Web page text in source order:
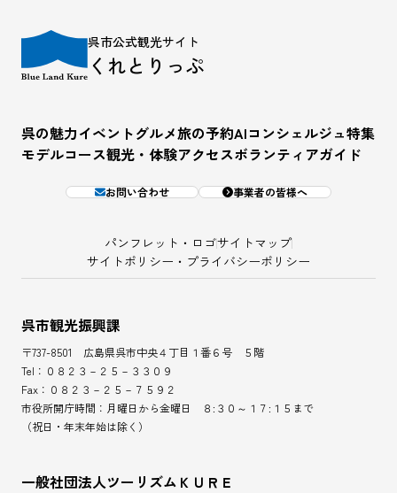
呉市公式観光サイト
くれとりっぷ
呉の魅力イベントグルメ旅の予約AIコンシェルジュ特集
モデルコース観光・体験アクセスボランティアガイド
お問い合わせ 事業者の皆様へ
パンフレット・ロゴサイトマップ
サイトポリシー・プライバシーポリシー
呉市観光振興課
〒737-8501 広島県呉市中央４丁目１番６号 ５階
Tel：０８２３－２５－３３０９
Fax：０８２３－２５－７５９２
市役所開庁時間：月曜日から金曜日 ８:３０～１７:１５まで
（祝日・年末年始は除く）
一般社団法人ツーリズムＫＵＲＥ